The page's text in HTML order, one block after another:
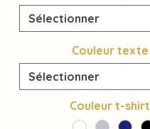
Couleur texte
Couleur t-shirt